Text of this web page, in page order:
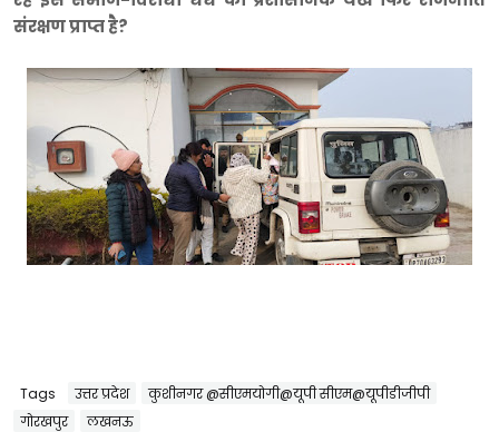
संरक्षण प्राप्त है?
Tags उत्तर प्रदेश
कुशीनगर @सीएमयोगी@यूपी सीएम@यूपीडीजीपी
गोरखपुर
लखनऊ